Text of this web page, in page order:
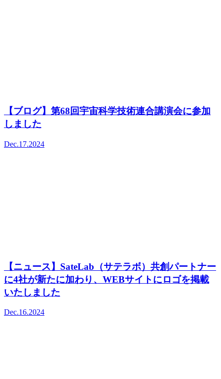
【ブログ】第68回宇宙科学技術連合講演会に参加
しました
Dec.17.2024
【ニュース】SateLab（サテラボ）共創パートナー
に4社が新たに加わり、WEBサイトにロゴを掲載
いたしました
Dec.16.2024